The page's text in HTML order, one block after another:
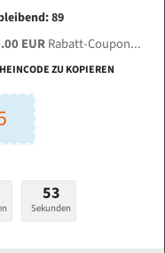
4440 mm Bi-
mm
89
EURRabatt-Coupon...
ZU KOPIEREN
52
Sekunden